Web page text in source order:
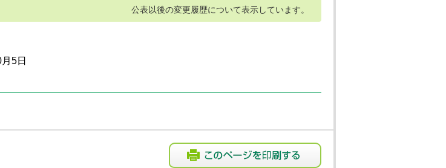
公表以後の変更履歴について表示しています。
5日